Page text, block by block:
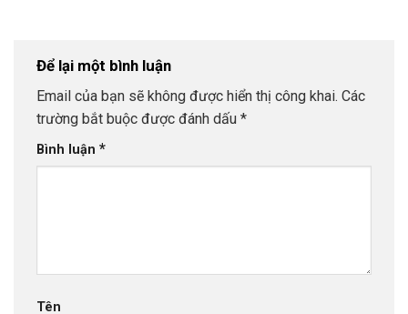
Để lại một bình luận
Email của bạn sẽ không được hiển thị công khai. Các
trường bắt buộc được đánh dấu *
Bình luận *
Tên